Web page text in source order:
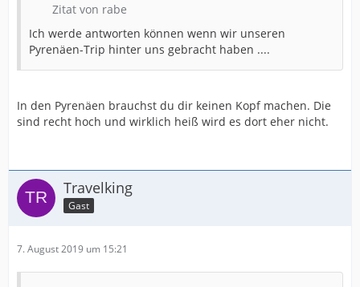
Zitat von rabe
Ich werde antworten können wenn wir unseren
Pyrenäen-Trip hinter uns gebracht haben ....
In den Pyrenäen brauchst du dir keinen Kopf machen. Die
sind recht hoch und wirklich heiß wird es dort eher nicht.
Travelking
Gast
7. August 2019 um 15:21